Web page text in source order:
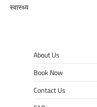
स्वास्थ्य
About Us
Book Now
Contact Us